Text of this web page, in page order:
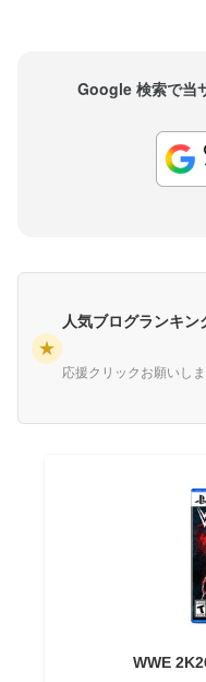
Google 検索で当
★
人気ブログランキン
応援クリックお願いしま
WWE